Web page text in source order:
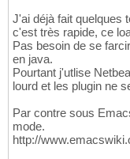
J'ai déjà fait quelques
c'est très rapide, ce
Pas besoin de se
en java.
Pourtant j'utlise
lourd et les plugin ne
Par contre sous
mode.
http://